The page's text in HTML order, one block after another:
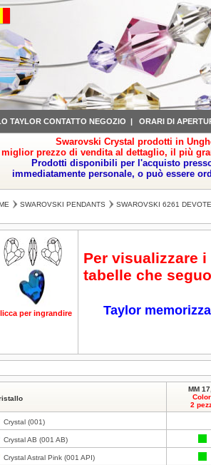
TAYLOR CONTATTO NEGOZIO | ORARI DI
Swarovski Crystal prodotti in
prezzo di vendita al dettaglio, il più
Prodotti disponibili per l'acquisto
immediatamente personale, o può essere
SWAROVSKI PENDANTS SWAROVSKI 6261
per ingrandire Clicca per ingrandireClicca per
Per visualizzare
tabelle che
Taylor
MM
2
Crystal (001)
Crystal AB (001 AB)
Crystal Astral Pink (001 API)